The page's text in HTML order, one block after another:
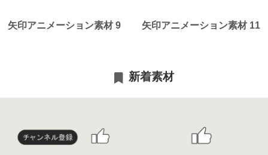
矢印アニメーション素材 9 矢印アニメーション素材 11
新着素材